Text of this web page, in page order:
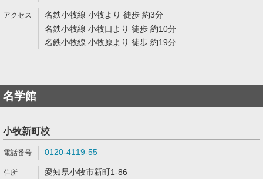
名鉄小牧線 小牧より 徒歩 約3分
名鉄小牧線 小牧口より 徒歩 約10分
名鉄小牧線 小牧原より 徒歩 約19分
名学館
小牧新町校
0120-4119-55
愛知県小牧市新町1-86